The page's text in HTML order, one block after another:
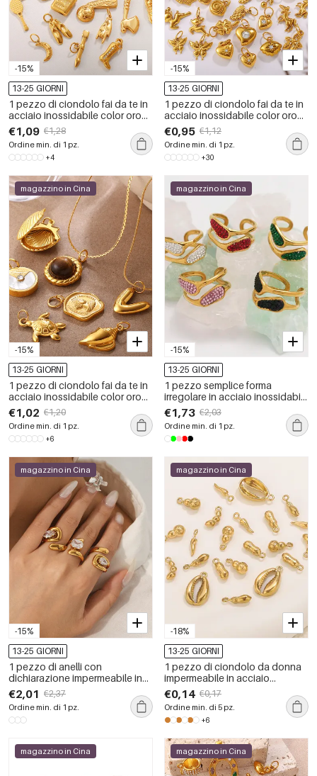
-15%
13-25 GIORNI
1 pezzo di ciondolo fai da te in
acciaio inossidabile color oro
impermeabile
€1,09 €1,28
Ordine min. di 1 pz.
+4
-15%
13-25 GIORNI
1 pezzo di ciondolo fai da te in
acciaio inossidabile color oro
impermeabile
€0,95 €1,12
Ordine min. di 1 pz.
+30
-15%
magazzino in Cina
13-25 GIORNI
1 pezzo di ciondolo fai da te in
acciaio inossidabile color oro
impermeabile
€1,02 €1,20
Ordine min. di 1 pz.
+6
-15%
magazzino in Cina
13-25 GIORNI
1 pezzo semplice forma
irregolare in acciaio inossidabile
impermeabile color oro anelli
dichiarazione
€1,73 €2,03
Ordine min. di 1 pz.
-15%
magazzino in Cina
13-25 GIORNI
1 pezzo di anelli con
dichiarazione impermeabile in
acciaio inossidabile di forma
irregolare
€2,01 €2,37
Ordine min. di 1 pz.
-18%
magazzino in Cina
13-25 GIORNI
1 pezzo di ciondolo da donna
impermeabile in acciaio
inossidabile con conchiglia fai
da te
€0,14 €0,17
Ordine min. di 5 pz.
+6
magazzino in Cina magazzino in Cina